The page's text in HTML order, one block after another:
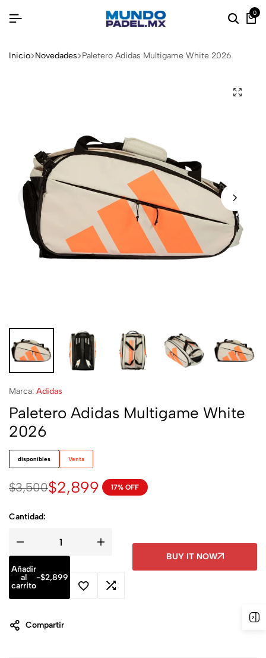
0
Inicio Novedades Paletero Adidas Multigame White 2026
Marca: Adidas
Paletero Adidas Multigame White
2026
disponibles Venta
$3,500$2,899 17% OFF
Cantidad:
Añadir
al
carrito
-$2,899
BUY IT NOW
Compartir